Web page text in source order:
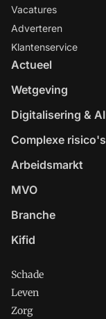
Vacatures
Adverteren
Klantenservice
Actueel
Wetgeving
Digitalisering & AI
Complexe risico's
Arbeidsmarkt
MVO
Branche
Kifid
Schade
Leven
Zorg